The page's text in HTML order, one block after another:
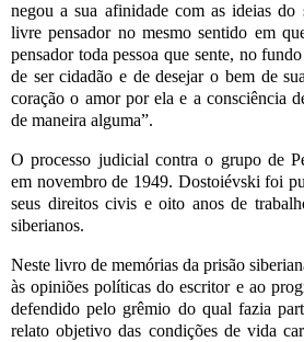
negou a sua afinidade com as ideias do
livre pensador no mesmo sentido em
pensador toda pessoa que sente, no
de ser cidadão e de desejar o bem de
coração o amor por ela e a consciência
de maneira alguma”.
O processo judicial contra o grupo de
em novembro de 1949. Dostoiévski foi
seus direitos civis e oito anos de
siberianos.
Neste livro de memórias da prisão
às opiniões políticas do escritor e ao
defendido pelo grêmio do qual fazia
relato objetivo das condições de vida